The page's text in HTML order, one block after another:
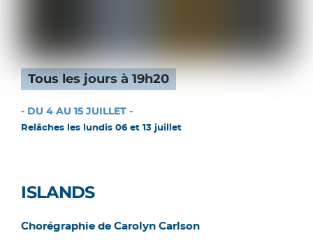
Tous les jours à 19h20
- DU 4 AU 15 JUILLET -
Relâches les lundis 06 et 13 juillet
ISLANDS
Chorégraphie de Carolyn Carlson